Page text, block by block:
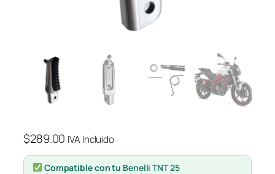
$289.00 IVA Incluido
Compatible con tu Benelli TNT 25